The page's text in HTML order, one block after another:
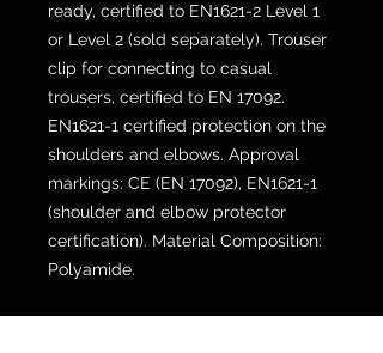
ready, certified to EN1621-2 Level 1
or Level 2 (sold separately). Trouser
clip for connecting to casual
trousers, certified to EN 17092.
EN1621-1 certified protection on the
shoulders and elbows. Approval
markings: CE (EN 17092), EN1621-1
(shoulder and elbow protector
certification). Material Composition:
Polyamide.